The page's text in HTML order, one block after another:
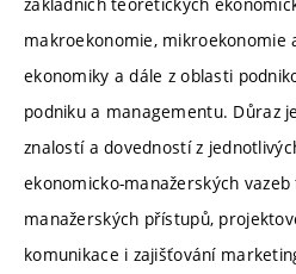
makroekonomie, mikroekonomie
ekonomiky a dále z oblasti
podniku a managementu. Důraz
znalostí a dovedností z
ekonomicko-manažerských
manažerských přístupů,
komunikace i zajišťování